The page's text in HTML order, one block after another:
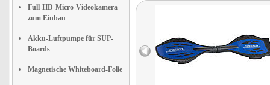
Full-HD-Micro-Videokamera
zum Einbau
Akku-Luftpumpe für SUP-
Boards
Magnetische Whiteboard-Folie